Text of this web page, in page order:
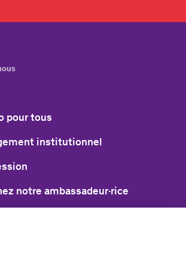
pour tous
institutionnel
notre ambassadeur·rice